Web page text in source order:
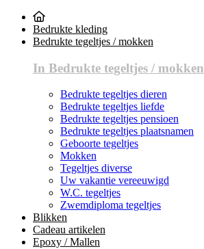
Bedrukte kleding
Bedrukte tegeltjes / mokken
In Bedrukte tegeltjes / mokken
Bedrukte tegeltjes dieren
Bedrukte tegeltjes liefde
Bedrukte tegeltjes pensioen
Bedrukte tegeltjes plaatsnamen
Geboorte tegeltjes
Mokken
Tegeltjes diverse
Uw vakantie vereeuwigd
W.C. tegeltjes
Zwemdiploma tegeltjes
Blikken
Cadeau artikelen
Epoxy / Mallen